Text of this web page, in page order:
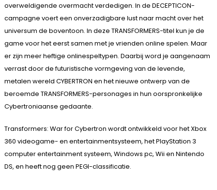
overweldigende overmacht verdedigen. In de DECEPTICON-
campagne voert een onverzadigbare lust naar macht over het
universum de boventoon. In deze TRANSFORMERS-titel kun je de
game voor het eerst samen met je vrienden online spelen. Maar
er zijn meer heftige onlinespeltypen. Daarbij word je aangenaam
verrast door de futuristische vormgeving van de levende,
metalen wereld CYBERTRON en het nieuwe ontwerp van de
beroemde TRANSFORMERS-personages in hun oorspronkelijke
Cybertroniaanse gedaante.
Transformers: War for Cybertron wordt ontwikkeld voor het Xbox
360 videogame- en entertainmentsysteem, het PlayStation 3
computer entertainment systeem, Windows pc, Wii en Nintendo
DS, en heeft nog geen PEGI-classificatie.